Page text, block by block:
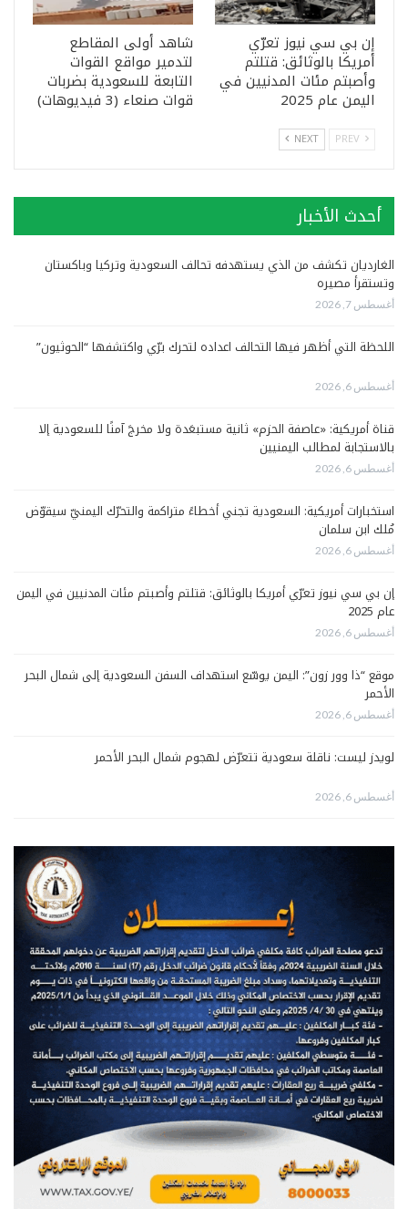
إن بي سي نيوز تعرّي
أمريكا بالوثائق: قتلتم
وأصبتم مئات المدنيين في
اليمن عام 2025
شاهد أولى المقاطع
لتدمير مواقع القوات
التابعة للسعودية بضربات
قوات صنعاء (3 فيديوهات)
NEXT
أحدث الأخبار
الغارديان تكشف من الذي يستهدفه تحالف السعودية وتركيا وباكستان
وتستقرأ مصيره
أغسطس 7, 2026
اللحظة التي أظهر فيها التحالف اعداده لتحرك برّي واكتشفها “الحوثيون”
أغسطس 6, 2026
قناة أمريكية: «عاصفة الحزم» ثانية مستبعَدة ولا مخرجَ آمنًا للسعودية إلا
بالاستجابة لمطالب اليمنيين
أغسطس 6, 2026
استخبارات أمريكية: السعودية تجني أخطاءً متراكمة والتحرّك اليمنيّ سيقوّض
مُلك ابن سلمان
أغسطس 6, 2026
إن بي سي نيوز تعرّي أمريكا بالوثائق: قتلتم وأصبتم مئات المدنيين في اليمن
عام 2025
أغسطس 6, 2026
موقع “ذا وور زون”: اليمن يوسّع استهداف السفن السعودية إلى شمال البحر
الأحمر
أغسطس 6, 2026
لويدز ليست: ناقلة سعودية تتعرّض لهجوم شمال البحر الأحمر
أغسطس 6, 2026